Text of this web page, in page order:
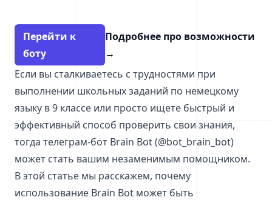
Перейти к
боту
Подробнее про возможности
→
Если вы сталкиваетесь с трудностями при
выполнении школьных заданий по немецкому
языку в 9 классе или просто ищете быстрый и
эффективный способ проверить свои знания,
тогда телеграм-бот Brain Bot (@bot_brain_bot)
может стать вашим незаменимым помощником.
В этой статье мы расскажем, почему
использование Brain Bot может быть